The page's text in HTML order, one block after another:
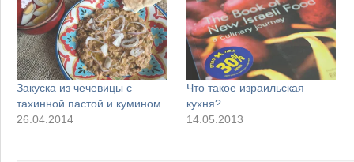
Закуска из чечевицы с
тахинной пастой и кумином
26.04.2014
Что такое израильская
кухня?
14.05.2013